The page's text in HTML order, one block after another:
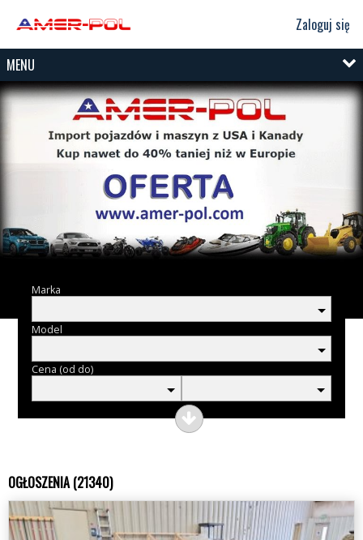
Zaloguj się
MENU
Marka
Model
Cena (od do)
OGŁOSZENIA (21340)